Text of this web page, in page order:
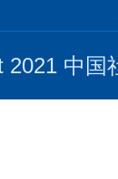
2021 中国